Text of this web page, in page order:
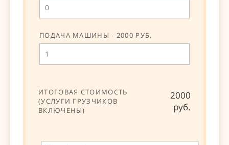
ПОДАЧА МАШИНЫ - 2000 РУБ.
ИТОГОВАЯ СТОИМОСТЬ
(УСЛУГИ ГРУЗЧИКОВ
ВКЛЮЧЕНЫ)
2000
руб.